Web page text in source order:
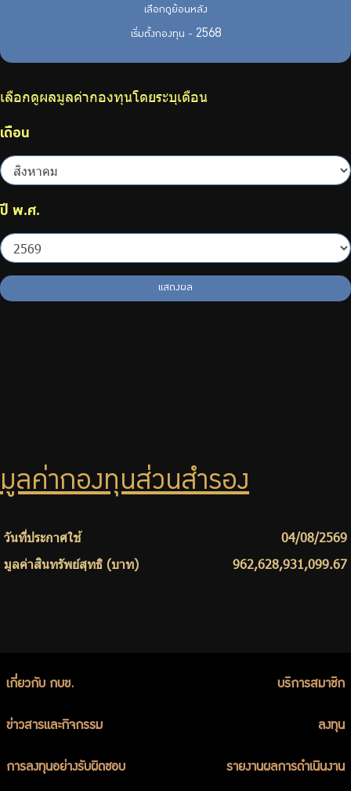
เลือกดูย้อนหลัง
เริ่มตั้งกองทุน - 2568
เลือกดูผลมูลค่ากองทุนโดยระบุเดือน
เดือน
ปี พ.ศ.
แสดงผล
มูลค่ากองทุนส่วนสำรอง
วันที่ประกาศใช้
04/08/2569
มูลค่าสินทรัพย์สุทธิ (บาท)
962,628,931,099.67
เกี่ยวกับ กบข. บริการสมาชิก
ข่าวสารและกิจกรรม ลงทุน
การลงทุนอย่างรับผิดชอบ รายงานผลการดำเนินงาน